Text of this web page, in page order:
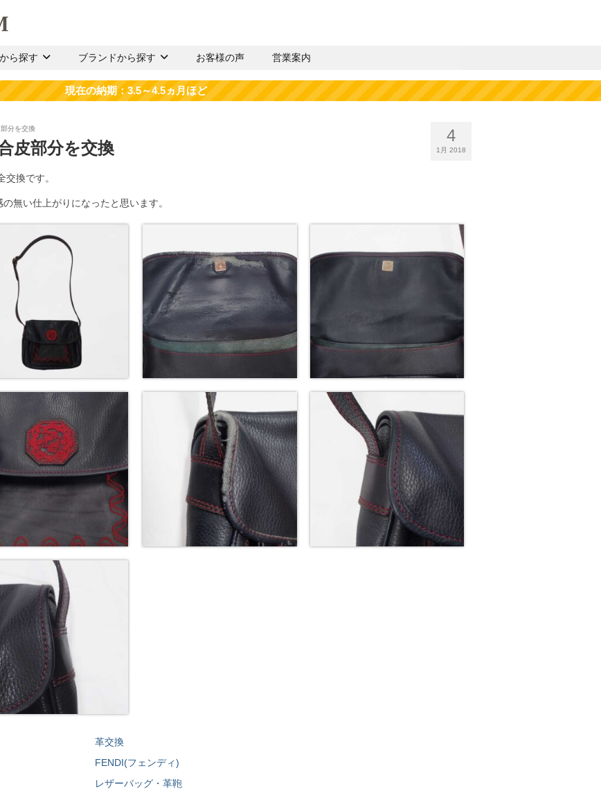
ら探す ブランドから探す お客様の声 営業案内
4
1月 2018
分を交換
皮部分を交換
換です。
無い仕上がりになったと思います。
革交換
FENDI(フェンディ)
レザーバッグ・革鞄